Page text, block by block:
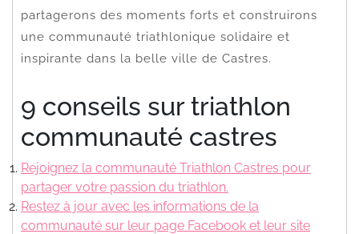
partagerons des moments forts et construirons
une communauté triathlonique solidaire et
inspirante dans la belle ville de Castres.
9 conseils sur triathlon
communauté castres
Rejoignez la communauté Triathlon Castres pour
partager votre passion du triathlon.
Restez à jour avec les informations de la
communauté sur leur page Facebook et leur site